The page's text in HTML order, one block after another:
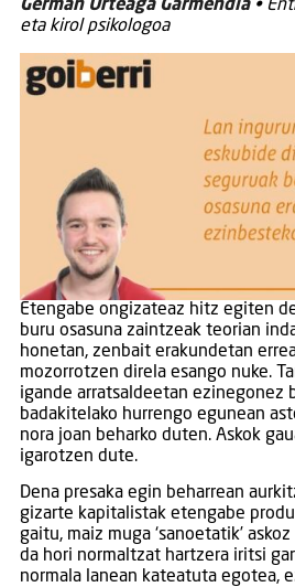
German Urteaga Garmendia•
eta kirol psikologoa
Etengabe ongizateaz hitz egiten
buru osasuna zaintzeak teorian
honetan, zenbait erakundetan
mozorrotzen direla esango nuke.
igande arratsaldeetan ezinegonez
badakitelako hurrengo egunean
nora joan beharko duten. Askok
igarotzen dute.
Dena presaka egin beharrean
gizarte kapitalistak etengabe
gaitu, maiz muga ‘sanoetatik’
da hori normaltzat hartzera iritsi
normala lanean kateatuta egotea,